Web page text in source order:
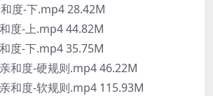
度-下.mp4 28.42M
度-上.mp4 44.82M
度-下.mp4 35.75M
和度-硬规则.mp4 46.22M
和度-软规则.mp4 115.93M